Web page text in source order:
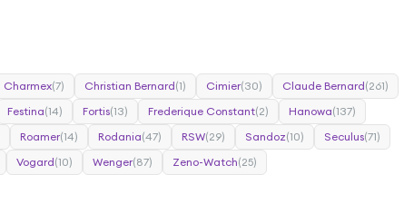
Charmex(7) Christian Bernard(1) Cimier(30) Claude Bernard(261)
Festina(14) Fortis(13) Frederique Constant(2) Hanowa(137)
Roamer(14) Rodania(47) RSW(29) Sandoz(10) Seculus(71)
Vogard(10) Wenger(87) Zeno-Watch(25)